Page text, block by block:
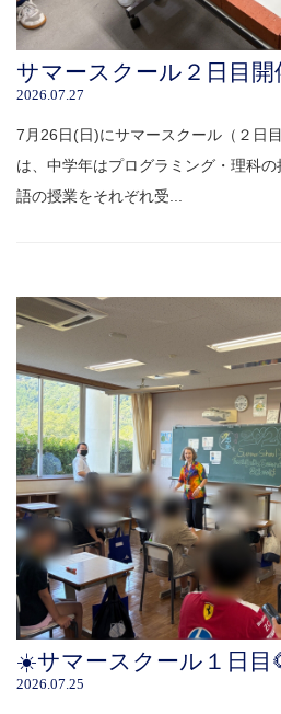
サマースクール２日目開
2026.07.27
7月26日(日)にサマースクール（２日
は、中学年はプログラミング・理科
語の授業をそれぞれ受...
☀️サマースクール１日目
2026.07.25